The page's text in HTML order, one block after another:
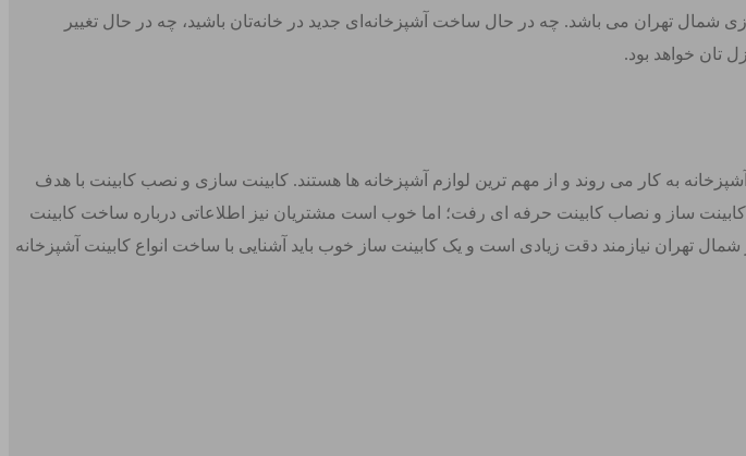
شمال تهران می باشد. چه در حال ساخت آشپزخانه‌ای جدید در خانه‌تان باشید، چه در حال تغییر
تان خواهد بود.
به کار می روند و از مهم ترین لوازم آشپزخانه ها هستند. کابینت سازی و نصب کابینت با هدف
ساز و نصاب کابینت حرفه ای رفت؛ اما خوب است مشتریان نیز اطلاعاتی درباره ساخت کابینت
تهران نیازمند دقت زیادی است و یک کابینت ساز خوب باید آشنایی با ساخت انواع کابینت آشپزخانه